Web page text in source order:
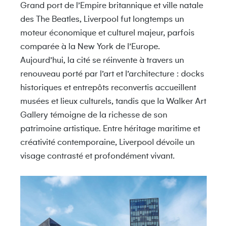
Grand port de l’Empire britannique et ville natale
des The Beatles, Liverpool fut longtemps un
moteur économique et culturel majeur, parfois
comparée à la New York de l’Europe.
Aujourd’hui, la cité se réinvente à travers un
renouveau porté par l’art et l’architecture : docks
historiques et entrepôts reconvertis accueillent
musées et lieux culturels, tandis que la Walker Art
Gallery témoigne de la richesse de son
patrimoine artistique. Entre héritage maritime et
créativité contemporaine, Liverpool dévoile un
visage contrasté et profondément vivant.